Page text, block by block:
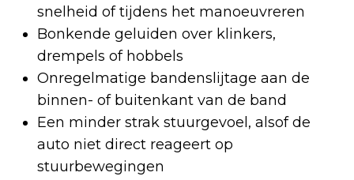
snelheid of tijdens het manoeuvreren
Bonkende geluiden over klinkers,
drempels of hobbels
Onregelmatige bandenslijtage aan de
binnen- of buitenkant van de band
Een minder strak stuurgevoel, alsof de
auto niet direct reageert op
stuurbewegingen